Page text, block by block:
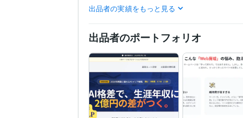
学歴 国立大学法人佐賀大学
出品者の実績をもっと見る
出品者のポートフォリオ